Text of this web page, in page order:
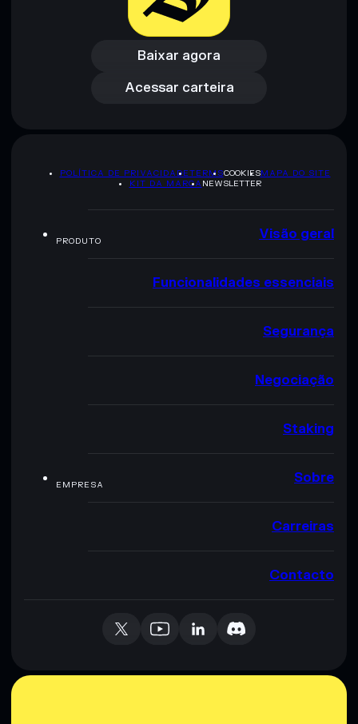
Baixar agora
Baixar agora
Acessar carteira
Acessar carteira
POLÍTICA DE PRIVACIDADETERMSCOOKIESMAPA DO SITE
KIT DA MARCA NEWSLETTER
PRODUTO Visão geral
Funcionalidades essenciais
Segurança
Negociação
Staking
EMPRESA Sobre
Carreiras
Contacto